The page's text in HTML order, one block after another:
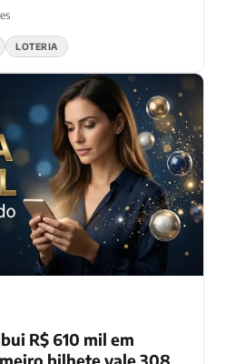
LOTERIA
R$ 610 mil em